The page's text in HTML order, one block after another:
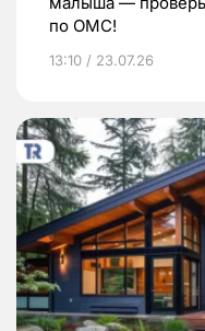
по ОМС!
13:10 / 23.07.26